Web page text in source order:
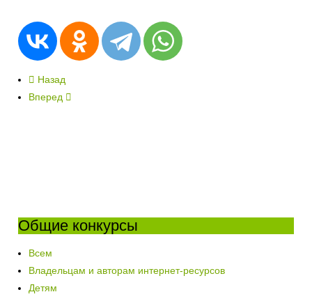
Назад
Вперед
Общие конкурсы
Всем
Владельцам и авторам интернет-ресурсов
Детям